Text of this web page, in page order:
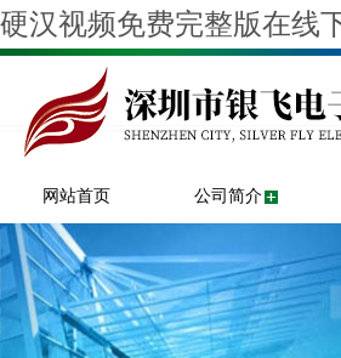
硬汉视频免费完整版在线
网站首页 公司简介